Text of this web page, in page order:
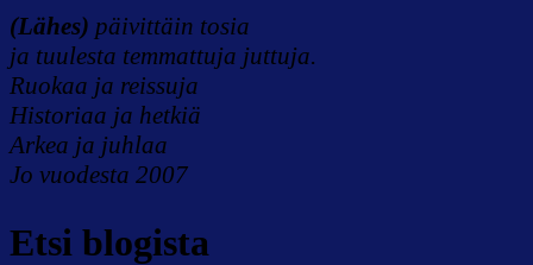
(Lähes) päivittäin tosia
ja tuulesta temmattuja juttuja.
Ruokaa ja reissuja
Historiaa ja hetkiä
Arkea ja juhlaa
Jo vuodesta 2007
Etsi blogista